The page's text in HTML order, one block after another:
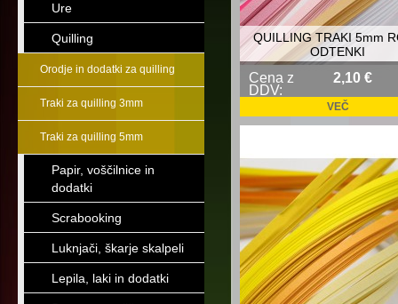
Ure
Quilling
Orodje in dodatki za quilling
Traki za quilling 3mm
Traki za quilling 5mm
Papir, voščilnice in
dodatki
Scrabooking
Luknjači, škarje skalpeli
Lepila, laki in dodatki
QUILLING TRAKI 5mm
ODTENKI
Cena z
DDV:
2,10 €
VEČ